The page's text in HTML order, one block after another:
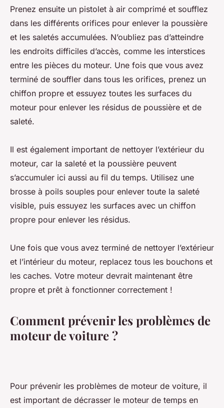
Prenez ensuite un pistolet à air comprimé et soufflez
dans les différents orifices pour enlever la poussière
et les saletés accumulées. N’oubliez pas d’atteindre
les endroits difficiles d’accès, comme les interstices
entre les pièces du moteur. Une fois que vous avez
terminé de souffler dans tous les orifices, prenez un
chiffon propre et essuyez toutes les surfaces du
moteur pour enlever les résidus de poussière et de
saleté.
Il est également important de nettoyer l’extérieur du
moteur, car la saleté et la poussière peuvent
s’accumuler ici aussi au fil du temps. Utilisez une
brosse à poils souples pour enlever toute la saleté
visible, puis essuyez les surfaces avec un chiffon
propre pour enlever les résidus.
Une fois que vous avez terminé de nettoyer l’extérieur
et l’intérieur du moteur, replacez tous les bouchons et
les caches. Votre moteur devrait maintenant être
propre et prêt à fonctionner correctement !
Comment prévenir les problèmes de
moteur de voiture ?
Pour prévenir les problèmes de moteur de voiture, il
est important de décrasser le moteur de temps en